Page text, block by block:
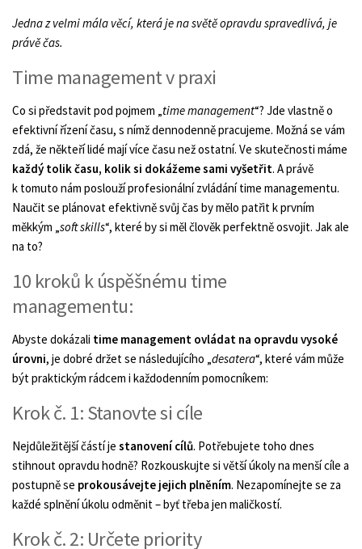
Jedna z velmi mála věcí, která je na světě opravdu spravedlivá, je
právě čas.
Time management v praxi
Co si představit pod pojmem „time management“? Jde vlastně o
efektivní řízení času, s nímž dennodenně pracujeme. Možná se vám
zdá, že někteří lidé mají více času než ostatní. Ve skutečnosti máme
každý tolik času, kolik si dokážeme sami vyšetřit. A právě
k tomuto nám poslouží profesionální zvládání time managementu.
Naučit se plánovat efektivně svůj čas by mělo patřit k prvním
měkkým „soft skills“, které by si měl člověk perfektně osvojit. Jak ale
na to?
10 kroků k úspěšnému time
managementu:
Abyste dokázali time management ovládat na opravdu vysoké
úrovni, je dobré držet se následujícího „desatera“, které vám může
být praktickým rádcem i každodenním pomocníkem:
Krok č. 1: Stanovte si cíle
Nejdůležitější částí je stanovení cílů. Potřebujete toho dnes
stihnout opravdu hodně? Rozkouskujte si větší úkoly na menší cíle a
postupně se prokousávejte jejich plněním. Nezapomínejte se za
každé splnění úkolu odměnit – byť třeba jen maličkostí.
Krok č. 2: Určete priority